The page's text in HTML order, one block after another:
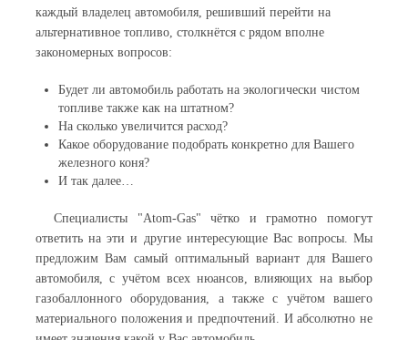
каждый владелец автомобиля, решивший перейти на
альтернативное топливо, столкнётся с рядом вполне
закономерных вопросов:
Будет ли автомобиль работать на экологически чистом
топливе также как на штатном?
На сколько увеличится расход?
Какое оборудование подобрать конкретно для Вашего
железного коня?
И так далее…
Специалисты "Atom-Gas" чётко и грамотно помогут
ответить на эти и другие интересующие Вас вопросы. Мы
предложим Вам самый оптимальный вариант для Вашего
автомобиля, с учётом всех нюансов, влияющих на выбор
газобаллонного оборудования, а также с учётом вашего
материального положения и предпочтений. И абсолютно не